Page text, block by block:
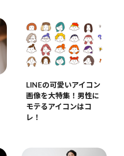
LINEの可愛いアイコン
画像を大特集！男性に
モテるアイコンはコ
レ！